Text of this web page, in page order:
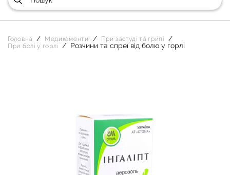
Головна Медикаменти
При застуді та грипі
При болі у горлі
Розчини та спреї від болю у горлі